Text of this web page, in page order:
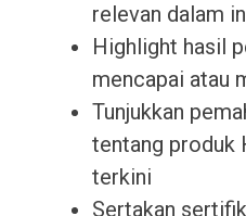
relevan dalam
Highlight hasil
mencapai atau
Tunjukkan
tentang produk
terkini
Sertakan